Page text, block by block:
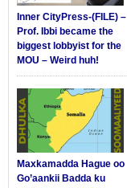
Inner CityPress-(FILE) –
Prof. Ibbi became the
biggest lobbyist for the
MOU – Weird huh!
Maxkamadda Hague oo
Go’aankii Badda ku